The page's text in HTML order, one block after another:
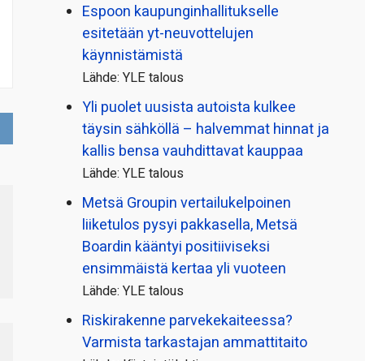
Espoon kaupungin­hallitukselle
esitetään yt-neuvottelujen
käynnistämistä
Lähde: YLE talous
Yli puolet uusista autoista kulkee
täysin sähköllä – halvemmat hinnat ja
kallis bensa vauhdittavat kauppaa
Lähde: YLE talous
Metsä Groupin vertailu­kelpoinen
liiketulos pysyi pakkasella, Metsä
Boardin kääntyi positiiviseksi
ensimmäistä kertaa yli vuoteen
Lähde: YLE talous
Riskirakenne parvekekaiteessa?
Varmista tarkastajan ammattitaito